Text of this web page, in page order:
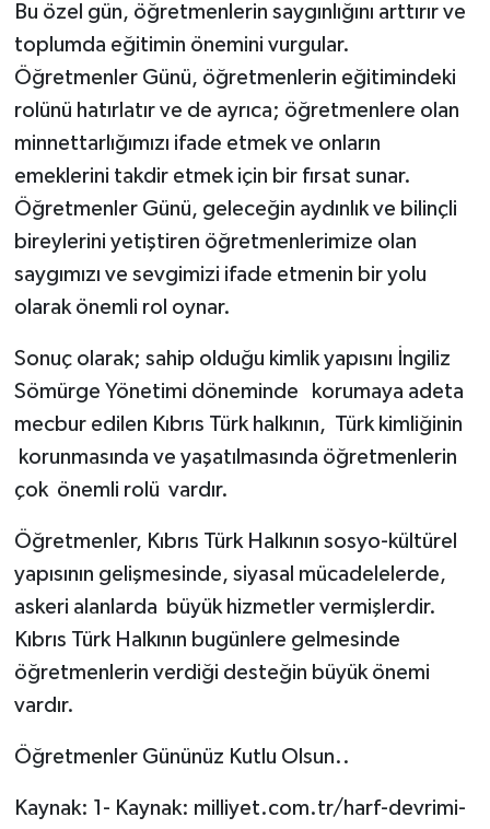
Bu özel gün, öğretmenlerin saygınlığını arttırır ve
toplumda eğitimin önemini vurgular.
Öğretmenler Günü, öğretmenlerin eğitimindeki
rolünü hatırlatır ve de ayrıca; öğretmenlere olan
minnettarlığımızı ifade etmek ve onların
emeklerini takdir etmek için bir fırsat sunar.
Öğretmenler Günü, geleceğin aydınlık ve bilinçli
bireylerini yetiştiren öğretmenlerimize olan
saygımızı ve sevgimizi ifade etmenin bir yolu
olarak önemli rol oynar.
Sonuç olarak; sahip olduğu kimlik yapısını İngiliz
Sömürge Yönetimi döneminde korumaya adeta
mecbur edilen Kıbrıs Türk halkının, Türk kimliğinin
korunmasında ve yaşatılmasında öğretmenlerin
çok önemli rolü vardır.
Öğretmenler, Kıbrıs Türk Halkının sosyo-kültürel
yapısının gelişmesinde, siyasal mücadelelerde,
askeri alanlarda büyük hizmetler vermişlerdir.
Kıbrıs Türk Halkının bugünlere gelmesinde
öğretmenlerin verdiği desteğin büyük önemi
vardır.
Öğretmenler Gününüz Kutlu Olsun..
Kaynak: 1- Kaynak: milliyet.com.tr/harf-devrimi-